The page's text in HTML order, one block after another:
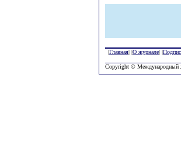
|Главная| |О журнале| |
Copyright © Международный